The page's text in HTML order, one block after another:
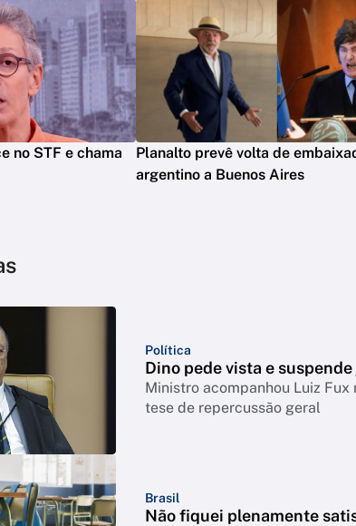
no STF e chama
Planalto prevê volta de
argentino a Buenos Aires
Política
Dino pede vista e
Ministro acompanhou Luiz
tese de repercussão geral
Brasil
Não fiquei plenamente